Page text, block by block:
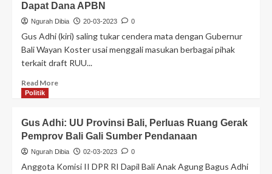
Dapat Dana APBN
Ngurah Dibia 20-03-2023 0
Gus Adhi (kiri) saling tukar cendera mata dengan Gubernur
Bali Wayan Koster usai menggali masukan berbagai pihak
terkait draft RUU...
Read More
Politik
Gus Adhi: UU Provinsi Bali, Perluas Ruang Gerak
Pemprov Bali Gali Sumber Pendanaan
Ngurah Dibia 02-03-2023 0
Anggota Komisi II DPR RI Dapil Bali Anak Agung Bagus Adhi